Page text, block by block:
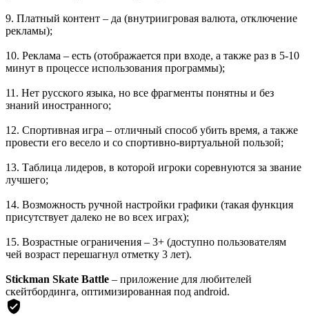
9. Платный контент – да (внутриигровая валюта, отключение
рекламы);
10. Реклама – есть (отображается при входе, а также раз в 5-10
минут в процессе использования программы);
11. Нет русского языка, но все фрагменты понятны и без
знаний иностранного;
12. Спортивная игра – отличный способ убить время, а также
провести его весело и со спортивно-виртуальной пользой;
13. Таблица лидеров, в которой игроки соревнуются за звание
лучшего;
14. Возможность ручной настройки графики (такая функция
присутствует далеко не во всех играх);
15. Возрастные ограничения – 3+ (доступно пользователям
чей возраст перешагнул отметку 3 лет).
Stickman Skate Battle – приложение для любителей
скейтбординга, оптимизированная под android.